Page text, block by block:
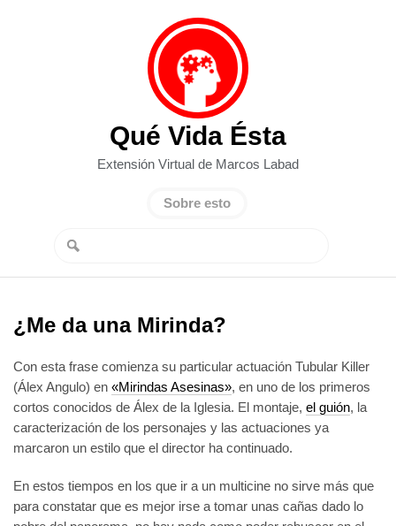
Qué Vida Ésta
Extensión Virtual de Marcos Labad
Sobre esto
¿Me da una Mirinda?
Con esta frase comienza su particular actuación Tubular Killer
(Álex Angulo) en «Mirindas Asesinas», en uno de los primeros
cortos conocidos de Álex de la Iglesia. El montaje, el guión, la
caracterización de los personajes y las actuaciones ya
marcaron un estilo que el director ha continuado.
En estos tiempos en los que ir a un multicine no sirve más que
para constatar que es mejor irse a tomar unas cañas dado lo